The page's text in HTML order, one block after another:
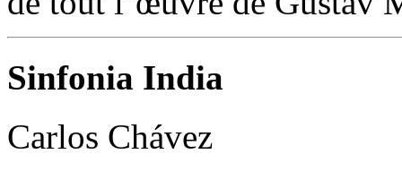
Sinfonia India
Carlos Chávez